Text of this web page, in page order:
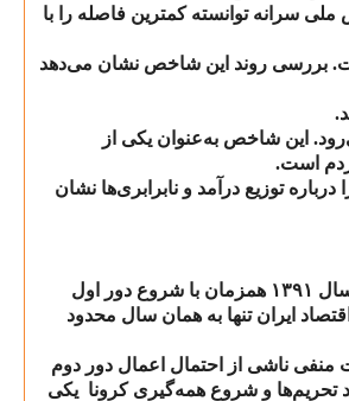
سرانه توانسته کمترین فاصله را با
بررسی روند این شاخص نشان می‌دهد
این شاخص به‌عنوان یکی از
است.
توزیع درآمد و نابرابری‌ها نشان
۱۳۹۱ همزمان با شروع دور اول
ایران تنها به همان سال محدود
منفی ناشی از احتمال اعمال دور دوم
تحریم‌ها و شروع همه‌گیری کرونا یکی